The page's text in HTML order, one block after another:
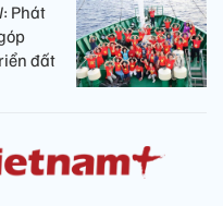
Phát
đất